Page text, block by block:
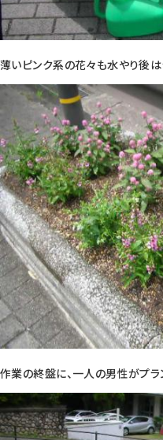
薄いピンク系の花々も水やり後は
作業の終盤に、一人の男性がプ